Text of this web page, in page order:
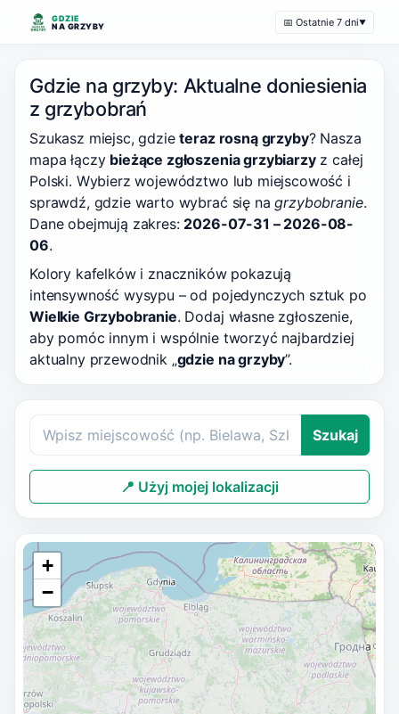
GDZIE
NA GRZYBY
📅 Ostatnie 7 dni▼
Gdzie na grzyby: Aktualne doniesienia
z grzybobrań
Szukasz miejsc, gdzieteraz rosną grzyby? Nasza
mapa łączy bieżące zgłoszenia grzybiarzyz całej
Polski. Wybierz województwo lub miejscowość i
sprawdź, gdzie warto wybrać się nagrzybobranie.
Dane obejmują zakres: 2026-07-31 – 2026-08-
06.
Kolory kafelków i znaczników pokazują
intensywność wysypu – od pojedynczych sztuk po
Wielkie Grzybobranie. Dodaj własne zgłoszenie,
aby pomóc innym i wspólnie tworzyć najbardziej
aktualny przewodnik „gdzie na grzyby”.
Szukaj
📍 Użyj mojej lokalizacji
+
−